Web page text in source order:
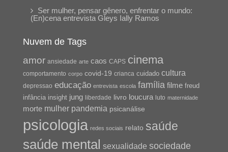
Ser mulher, pensar gênero, enfrentar o mundo:
(En)cena entrevista Gleys Ially Ramos
Nuvem de Tags
amor ansiedade arte caos CAPS cinema
comportamento corpo covid-19 crianca cuidado cultura
depressao educação entrevista escola família filme freud
infância insight jung liberdade livro loucura luto maternidade
morte mulher pandemia psicanálise
psicologia redes sociais relato saúde
saúde mental sexualidade sociedade